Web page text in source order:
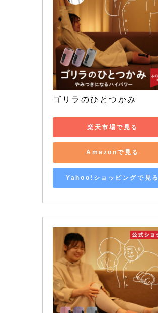
ゴリラのひとつかみ
楽天市場で見る
Amazonで見る
Yahoo!ショッピングで見る